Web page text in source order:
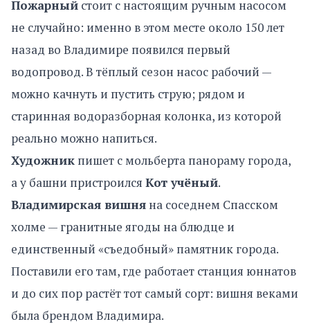
Пожарный стоит с настоящим ручным насосом
не случайно: именно в этом месте около 150 лет
назад во Владимире появился первый
водопровод. В тёплый сезон насос рабочий —
можно качнуть и пустить струю; рядом и
старинная водоразборная колонка, из которой
реально можно напиться.
Художник пишет с мольберта панораму города,
а у башни пристроился Кот учёный.
Владимирская вишня на соседнем Спасском
холме — гранитные ягоды на блюдце и
единственный «съедобный» памятник города.
Поставили его там, где работает станция юннатов
и до сих пор растёт тот самый сорт: вишня веками
была брендом Владимира.